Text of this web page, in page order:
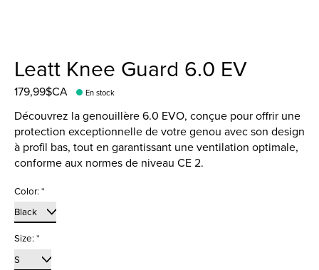
Leatt Knee Guard 6.0 EV
179,99$CA En stock
Découvrez la genouillère 6.0 EVO, conçue pour offrir une
protection exceptionnelle de votre genou avec son design
à profil bas, tout en garantissant une ventilation optimale,
conforme aux normes de niveau CE 2.
Color:*
Size:*